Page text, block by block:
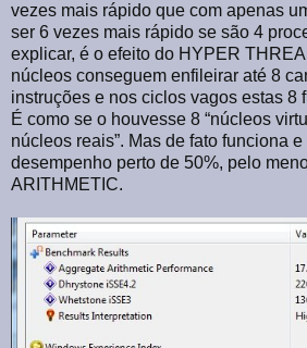
vezes mais rápido que com apenas
ser 6 vezes mais rápido se são 4
explicar, é o efeito do HYPER
núcleos conseguem enfileirar até 8
instruções e nos ciclos vagos estas 8
É como se o houvesse 8 “núcleos
núcleos reais”. Mas de fato funciona
desempenho perto de 50%, pelo
ARITHMETIC.